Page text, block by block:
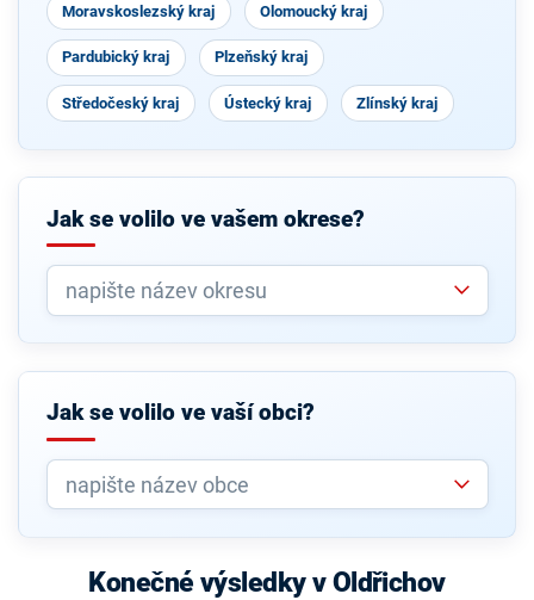
Moravskoslezský kraj Olomoucký kraj
Pardubický kraj Plzeňský kraj
Středočeský kraj Ústecký kraj Zlínský kraj
Jak se volilo ve vašem okrese?
Jak se volilo ve vaší obci?
Konečné výsledky v Oldřichov